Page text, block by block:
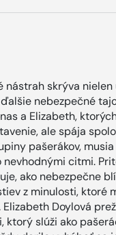
nástrah skrýva nielen
nebezpečné
a Elizabeth,
ale spája
pašerákov,
nevhodnými citmi.
ako nebezpečne
z minulosti, ktoré
Doylová
ktorý slúži ako